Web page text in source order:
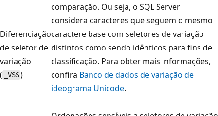
Diferenciação
de seletor de
variação
(
_VSS)
comparação. Ou seja, o SQL Server
considera caracteres que seguem o mesmo
caractere base com seletores de variação
distintos como sendo idênticos para fins de
classificação. Para obter mais informações,
confira Banco de dados de variação de
ideograma Unicode.